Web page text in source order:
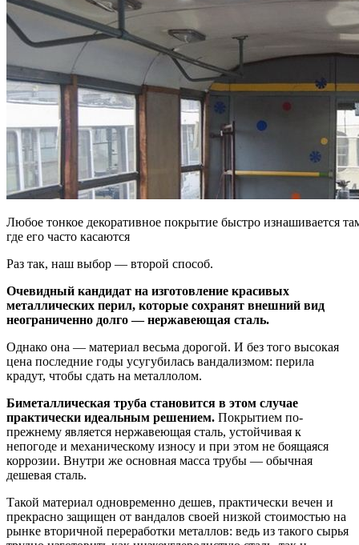
Любое тонкое декоративное покрытие быстро изнашивается
где его часто касаются
Раз так, наш выбор — второй способ.
Очевидный кандидат на изготовление красивых
металлических перил, которые сохранят внешний вид
неограниченно долго — нержавеющая сталь.
Однако она — материал весьма дорогой. И без того высокая
цена последние годы усугубилась вандализмом: перила
крадут, чтобы сдать на металлолом.
Биметаллическая труба становится в этом случае
практически идеальным решением. Покрытием по-
прежнему является нержавеющая сталь, устойчивая к
непогоде и механическому износу и при этом не боящаяся
коррозии. Внутри же основная масса трубы — обычная
дешевая сталь.
Такой материал одновременно дешев, практически вечен и
прекрасно защищен от вандалов своей низкой стоимостью на
рынке вторичной переработки металлов: ведь из такого сырья